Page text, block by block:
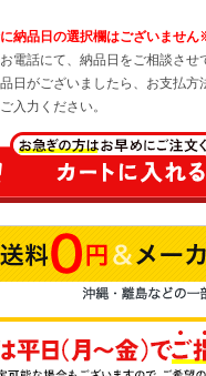
納品日の選択欄はございませ
電話にて、納品日をご相談させ
日がございましたら、お支払方
入力ください。